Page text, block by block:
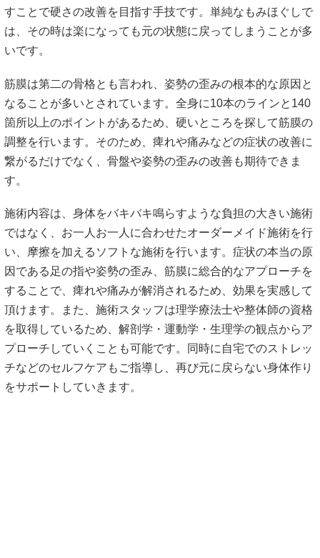
すことで硬さの改善を目指す手技です。単純なもみほぐしで
は、その時は楽になっても元の状態に戻ってしまうことが多
いです。
筋膜は第二の骨格とも言われ、姿勢の歪みの根本的な原因と
なることが多いとされています。全身に10本のラインと140
箇所以上のポイントがあるため、硬いところを探して筋膜の
調整を行います。そのため、痺れや痛みなどの症状の改善に
繋がるだけでなく、骨盤や姿勢の歪みの改善も期待できま
す。
施術内容は、身体をバキバキ鳴らすような負担の大きい施術
ではなく、お一人お一人に合わせたオーダーメイド施術を行
い、摩擦を加えるソフトな施術を行います。症状の本当の原
因である足の指や姿勢の歪み、筋膜に総合的なアプローチを
することで、痺れや痛みが解消されるため、効果を実感して
頂けます。また、施術スタッフは理学療法士や整体師の資格
を取得しているため、解剖学・運動学・生理学の観点からア
プローチしていくことも可能です。同時に自宅でのストレッ
チなどのセルフケアもご指導し、再び元に戻らない身体作り
をサポートしていきます。